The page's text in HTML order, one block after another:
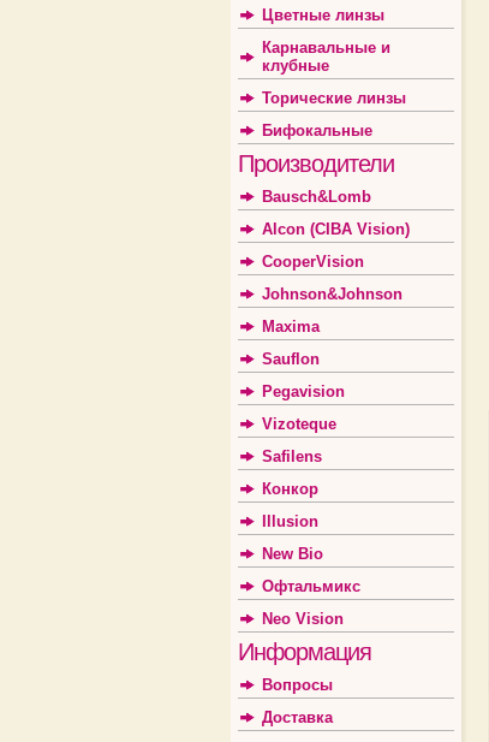
Цветные линзы
Карнавальные и
клубные
Торические линзы
Бифокальные
Производители
Bausch&Lomb
Alcon (CIBA Vision)
CooperVision
Johnson&Johnson
Maxima
Sauflon
Pegavision
Vizoteque
Safilens
Конкор
Illusion
New Bio
Офтальмикс
Neo Vision
Информация
Вопросы
Доставка